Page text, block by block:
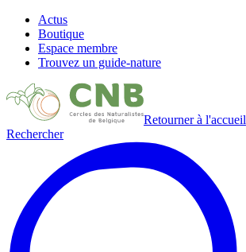
Actus
Boutique
Espace membre
Trouvez un guide-nature
Retourner à l'accueil
Rechercher